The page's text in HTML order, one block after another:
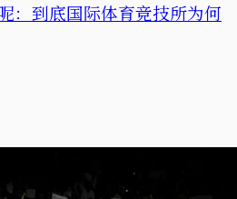
：到底国际体育竞技所为何